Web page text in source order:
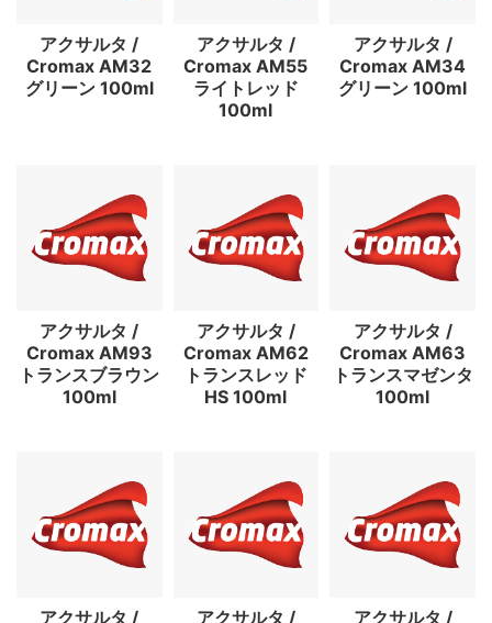
アクサルタ /
Cromax AM32
グリーン 100ml
アクサルタ /
Cromax AM55
ライトレッド
100ml
アクサルタ /
Cromax AM34
グリーン 100ml
アクサルタ /
Cromax AM93
トランスブラウン
100ml
アクサルタ /
Cromax AM62
トランスレッド
HS 100ml
アクサルタ /
Cromax AM63
トランスマゼンタ
100ml
アクサルタ /
アクサルタ /
アクサルタ /